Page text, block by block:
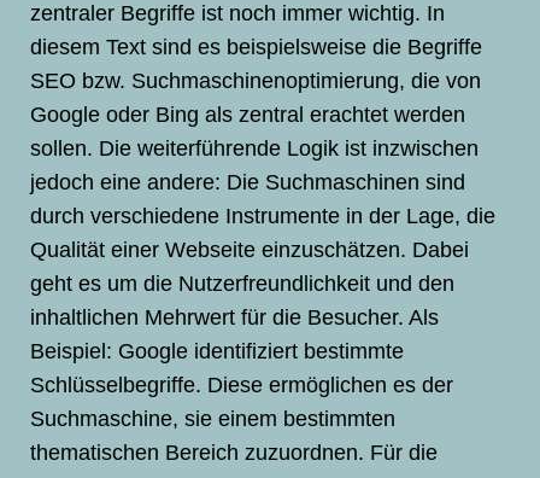
zentraler Begriffe ist noch immer wichtig. In
diesem Text sind es beispielsweise die Begriffe
SEO bzw. Suchmaschinenoptimierung, die von
Google oder Bing als zentral erachtet werden
sollen. Die weiterführende Logik ist inzwischen
jedoch eine andere: Die Suchmaschinen sind
durch verschiedene Instrumente in der Lage, die
Qualität einer Webseite einzuschätzen. Dabei
geht es um die Nutzerfreundlichkeit und den
inhaltlichen Mehrwert für die Besucher. Als
Beispiel: Google identifiziert bestimmte
Schlüsselbegriffe. Diese ermöglichen es der
Suchmaschine, sie einem bestimmten
thematischen Bereich zuzuordnen. Für die